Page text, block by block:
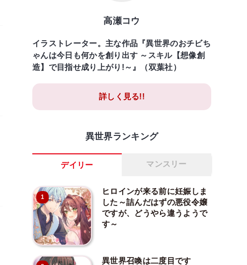
高瀬コウ
イラストレーター。主な作品『異世界のおチビち
ゃんは今日も何かを創り出す ～スキル【想像創
造】で目指せ成り上がり!～』（双葉社）
詳しく見る!!
異世界ランキング
デイリー マンスリー
1
ヒロインが来る前に妊娠しま
した～詰んだはずの悪役令嬢
ですが、どうやら違うようで
す～
異世界召喚は二度目です